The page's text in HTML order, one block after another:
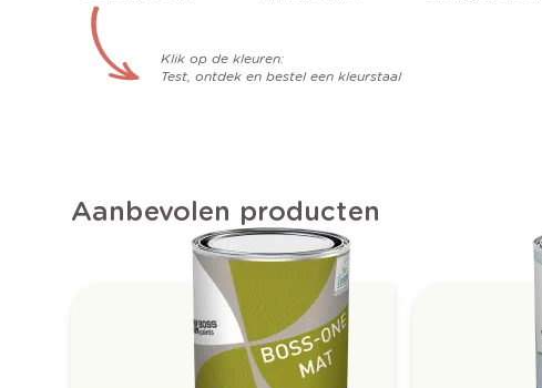
Klik op de kleuren:
Test, ontdek en bestel een kleurstaal
Aanbevolen producten